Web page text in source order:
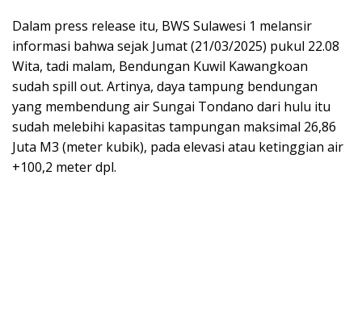
Dalam press release itu, BWS Sulawesi 1 melansir
informasi bahwa sejak Jumat (21/03/2025) pukul 22.08
Wita, tadi malam, Bendungan Kuwil Kawangkoan
sudah spill out. Artinya, daya tampung bendungan
yang membendung air Sungai Tondano dari hulu itu
sudah melebihi kapasitas tampungan maksimal 26,86
Juta M3 (meter kubik), pada elevasi atau ketinggian air
+100,2 meter dpl.